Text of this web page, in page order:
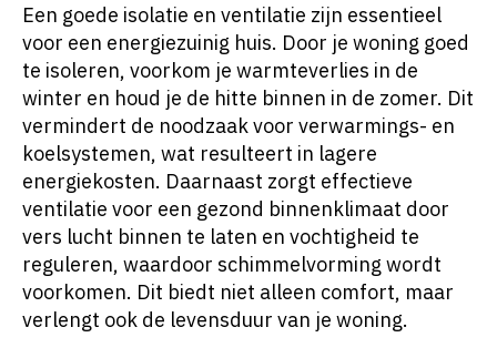
Een goede isolatie en ventilatie zijn essentieel
voor een energiezuinig huis. Door je woning goed
te isoleren, voorkom je warmteverlies in de
winter en houd je de hitte binnen in de zomer. Dit
vermindert de noodzaak voor verwarmings- en
koelsystemen, wat resulteert in lagere
energiekosten. Daarnaast zorgt effectieve
ventilatie voor een gezond binnenklimaat door
vers lucht binnen te laten en vochtigheid te
reguleren, waardoor schimmelvorming wordt
voorkomen. Dit biedt niet alleen comfort, maar
verlengt ook de levensduur van je woning.